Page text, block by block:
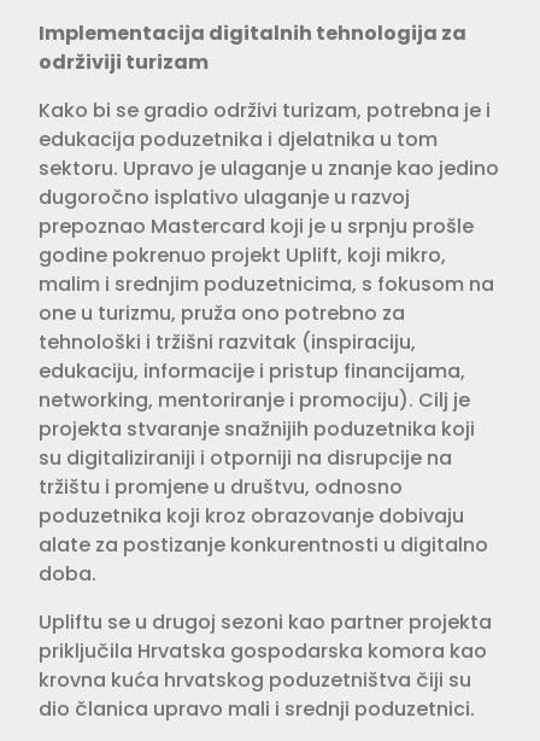
Implementacija digitalnih tehnologija za
održiviji turizam
Kako bi se gradio održivi turizam, potrebna je i
edukacija poduzetnika i djelatnika u tom
sektoru. Upravo je ulaganje u znanje kao jedino
dugoročno isplativo ulaganje u razvoj
prepoznao Mastercard koji je u srpnju prošle
godine pokrenuo projekt Uplift, koji mikro,
malim i srednjim poduzetnicima, s fokusom na
one u turizmu, pruža ono potrebno za
tehnološki i tržišni razvitak (inspiraciju,
edukaciju, informacije i pristup financijama,
networking, mentoriranje i promociju). Cilj je
projekta stvaranje snažnijih poduzetnika koji
su digitaliziraniji i otporniji na disrupcije na
tržištu i promjene u društvu, odnosno
poduzetnika koji kroz obrazovanje dobivaju
alate za postizanje konkurentnosti u digitalno
doba.
Upliftu se u drugoj sezoni kao partner projekta
priključila Hrvatska gospodarska komora kao
krovna kuća hrvatskog poduzetništva čiji su
dio članica upravo mali i srednji poduzetnici.